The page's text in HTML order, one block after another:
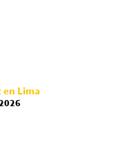
en Lima